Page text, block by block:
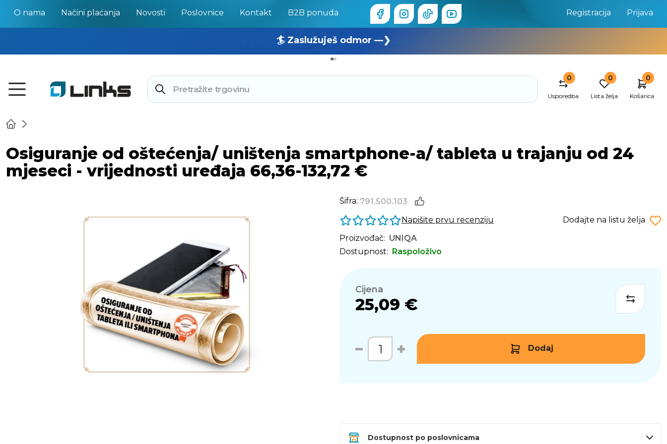
O nama Načini plaćanja Novosti Poslovnice Kontakt B2B ponuda Registracija Prijava
🏄 Zaslužuješ odmor —❯
🔥 OUTLET: TOTALNA RASPRODAJA —❯
0
Usporedba
0
Lista želja
0
Košarica
Osiguranje od oštećenja/ uništenja smartphone-a/ tableta u trajanju od 24
mjeseci - vrijednosti uređaja 66,36-132,72 €
Šifra: 791.500.103
Napišite prvu recenziju
Dodajte na listu želja
Proizvođač: UNIQA
Dostupnost: Raspoloživo
Cijena
25,09 €
Dodaj
Dostupnost po poslovnicama